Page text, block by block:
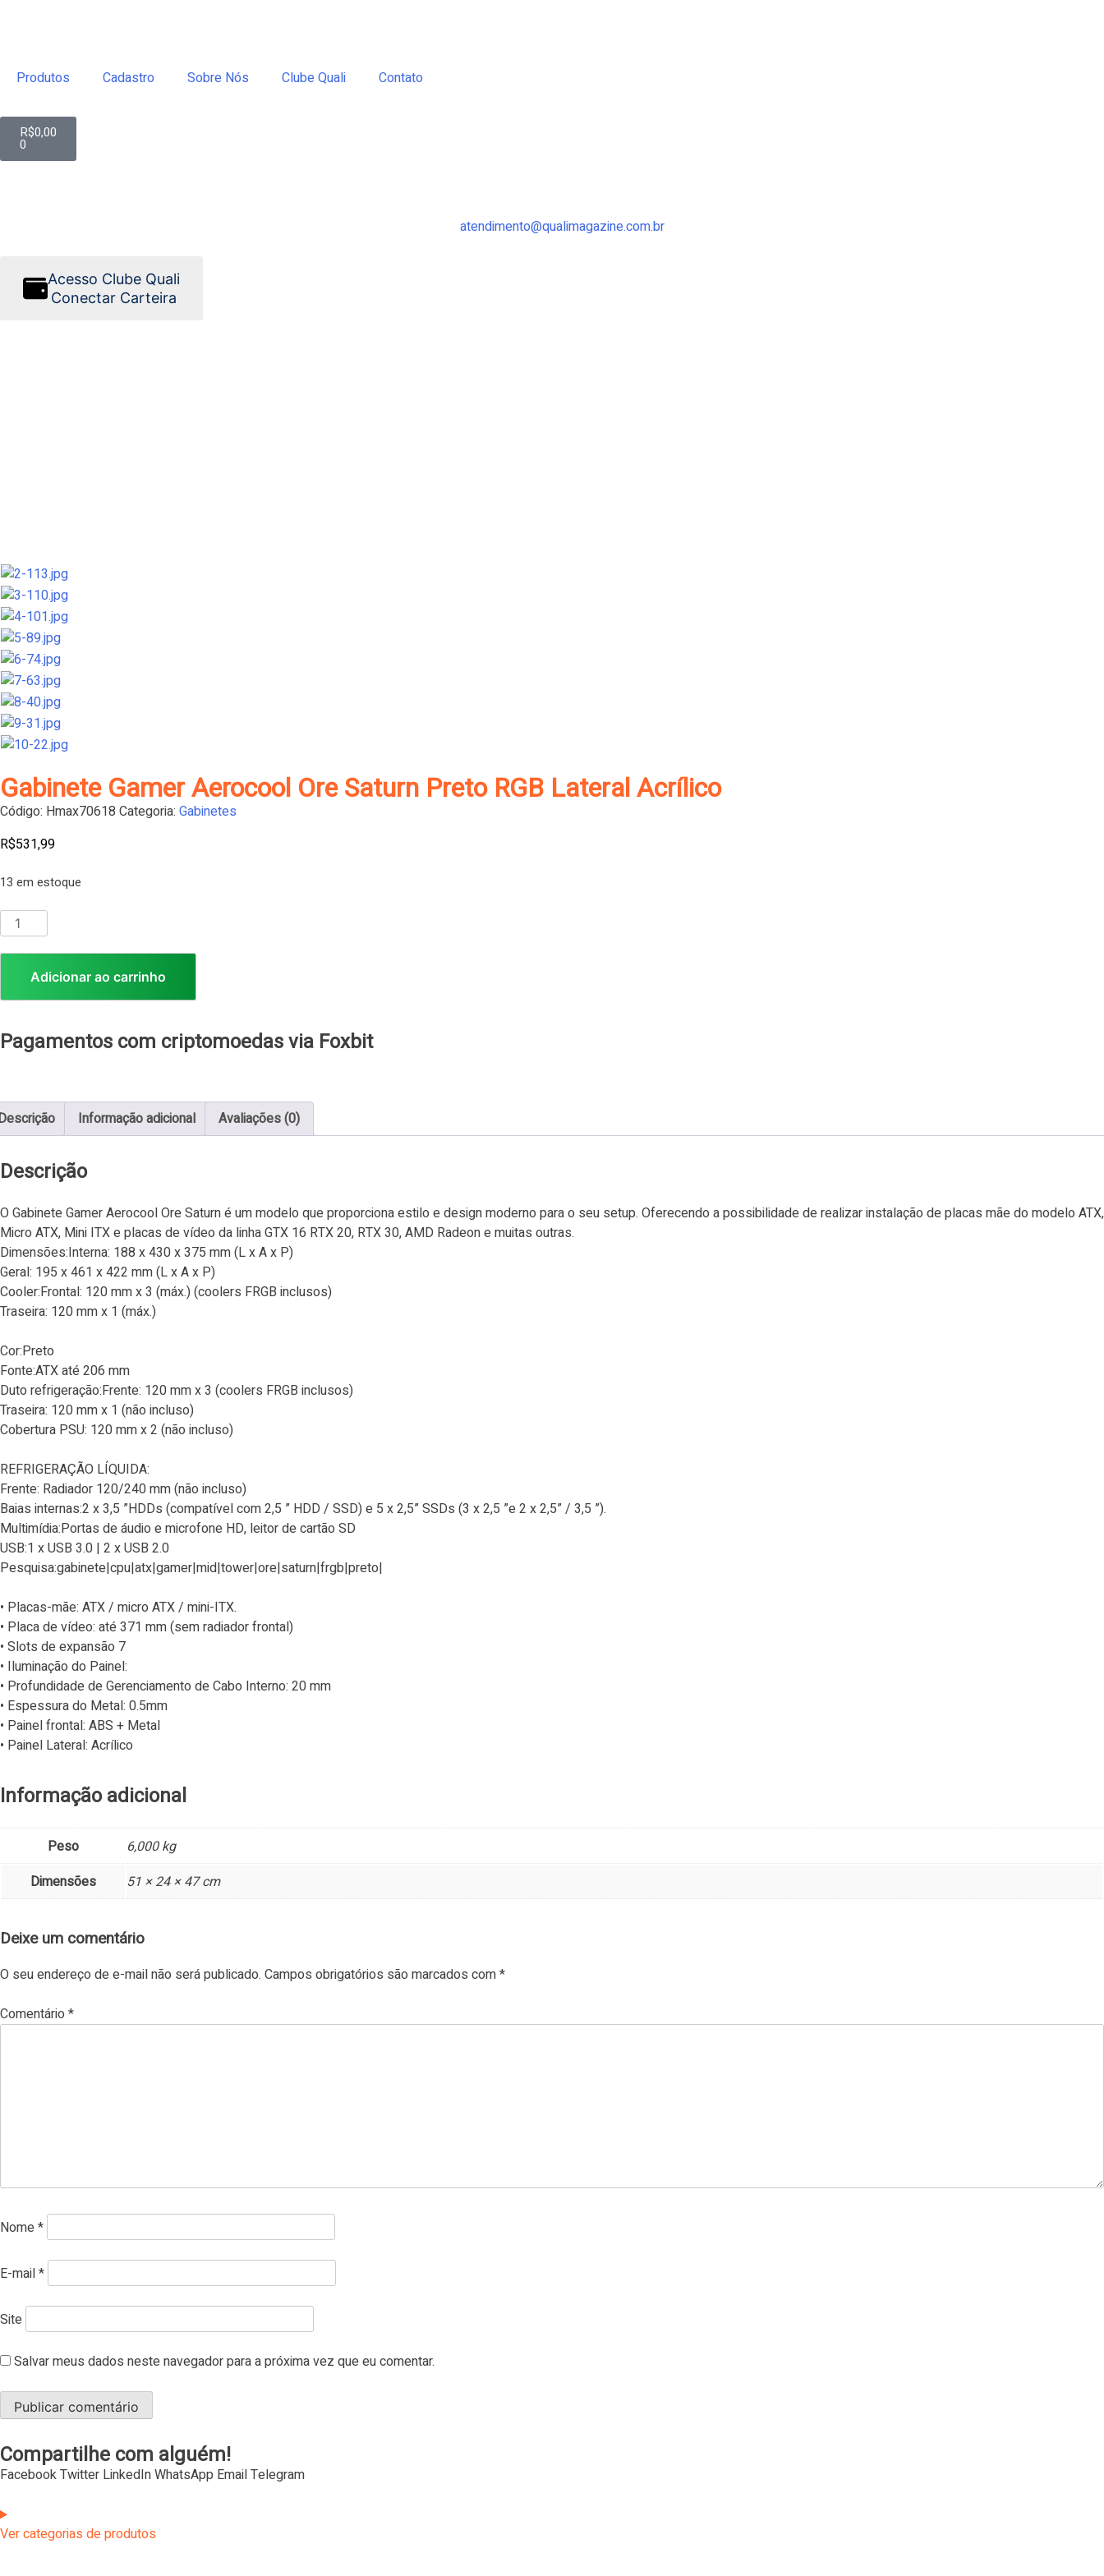
Produtos Cadastro Sobre Nós Clube Quali Contato
R$0,00
0
atendimento@qualimagazine.com.br
Acesso Clube Quali
Conectar Carteira
Gabinete Gamer Aerocool Ore Saturn Preto RGB Lateral Acrílico
Código: Hmax70618 Categoria: Gabinetes
R$531,99
13 em estoque
Adicionar ao carrinho
Pagamentos com criptomoedas via Foxbit
Informação adicional Avaliações (0)
Descrição
O Gabinete Gamer Aerocool Ore Saturn é um modelo que proporciona estilo e design moderno para o seu setup. Oferecendo a possibilidade de realizar instalação de placas mãe do modelo ATX,
Micro ATX, Mini ITX e placas de vídeo da linha GTX 16 RTX 20, RTX 30, AMD Radeon e muitas outras.
Dimensões:Interna: 188 x 430 x 375 mm (L x A x P)
Geral: 195 x 461 x 422 mm (L x A x P)
Cooler:Frontal: 120 mm x 3 (máx.) (coolers FRGB inclusos)
Traseira: 120 mm x 1 (máx.)
Cor:Preto
Fonte:ATX até 206 mm
Duto refrigeração:Frente: 120 mm x 3 (coolers FRGB inclusos)
Traseira: 120 mm x 1 (não incluso)
Cobertura PSU: 120 mm x 2 (não incluso)
REFRIGERAÇÃO LÍQUIDA:
Frente: Radiador 120/240 mm (não incluso)
Baias internas:2 x 3,5 ”HDDs (compatível com 2,5 ” HDD / SSD) e 5 x 2,5” SSDs (3 x 2,5 ”e 2 x 2,5” / 3,5 ”).
Multimídia:Portas de áudio e microfone HD, leitor de cartão SD
USB:1 x USB 3.0 | 2 x USB 2.0
Pesquisa:gabinete|cpu|atx|gamer|mid|tower|ore|saturn|frgb|preto|
• Placas-mãe: ATX / micro ATX / mini-ITX.
• Placa de vídeo: até 371 mm (sem radiador frontal)
• Slots de expansão 7
• Iluminação do Painel:
• Profundidade de Gerenciamento de Cabo Interno: 20 mm
• Espessura do Metal: 0.5mm
• Painel frontal: ABS + Metal
• Painel Lateral: Acrílico
Informação adicional
Peso
6,000 kg
Dimensões
51 × 24 × 47 cm
Deixe um comentário
O seu endereço de e-mail não será publicado. Campos obrigatórios são marcados com*
Comentário *
Nome*
E-mail*
Site
Salvar meus dados neste navegador para a próxima vez que eu comentar.
Compartilhe com alguém!
FacebookTwitter LinkedInWhatsApp EmailTelegram
Ver categorias de produtos